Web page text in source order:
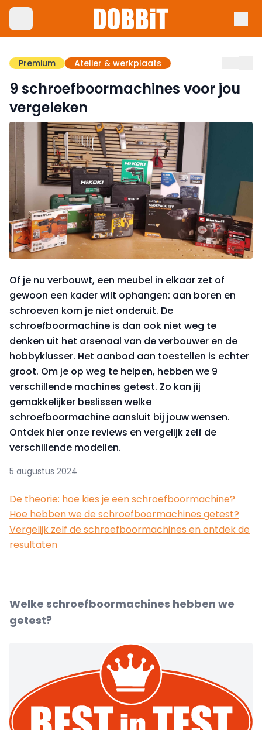
Premium Atelier & werkplaats
9 schroefboormachines voor jou
vergeleken
Of je nu verbouwt, een meubel in elkaar zet of
gewoon een kader wilt ophangen: aan boren en
schroeven kom je niet onderuit. De
schroefboormachine is dan ook niet weg te
denken uit het arsenaal van de verbouwer en de
hobbyklusser. Het aanbod aan toestellen is echter
groot. Om je op weg te helpen, hebben we 9
verschillende machines getest. Zo kan jij
gemakkelijker beslissen welke
schroefboormachine aansluit bij jouw wensen.
Ontdek hier onze reviews en vergelijk zelf de
verschillende modellen.
5 augustus 2024
De theorie: hoe kies je een schroefboormachine?
Hoe hebben we de schroefboormachines getest?
Vergelijk zelf de schroefboormachines en ontdek de
resultaten
Welke schroefboormachines hebben we
getest?